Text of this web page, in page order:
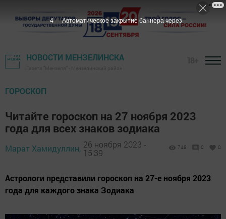
НОВОСТИ МЕНЗЕЛИНСКА
ГОРОСКОП
Читайте гороскоп на 27 ноября 2023
года для всех знаков зодиака
Марат Хамидуллин, 26 ноября 2023 -
15:39
748 0 0
Астрологи представили гороскоп на 27-е ноября 2023
года для каждого знака Зодиака
2 Автоматическое закрытие баннера через